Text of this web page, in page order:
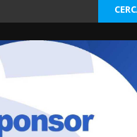
Cura dei beni comuni e
cittadinanza attiva: online
l’avviso per la gestione
condivisa della Villetta di
Laureto